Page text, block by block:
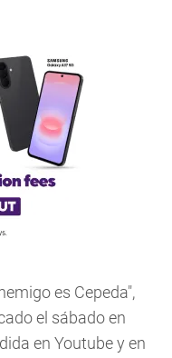
es Cepeda",
el sábado en
en Youtube y en